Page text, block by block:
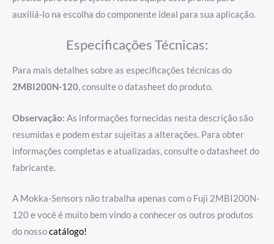
auxiliá-lo na escolha do componente ideal para sua aplicação.
Especificações Técnicas:
Para mais detalhes sobre as especificações técnicas do
2MBI200N-120, consulte o datasheet do produto.
Observação: As informações fornecidas nesta descrição são
resumidas e podem estar sujeitas a alterações. Para obter
informações completas e atualizadas, consulte o datasheet do
fabricante.
A Mokka-Sensors não trabalha apenas com o Fuji 2MBI200N-
120 e você é muito bem vindo a conhecer os outros produtos
do nossocatálogo!